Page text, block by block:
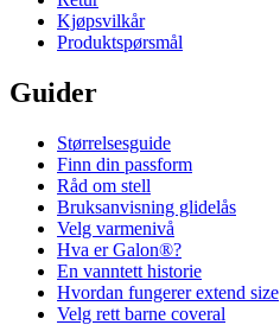
Kjøpsvilkår
Produktspørsmål
Guider
Størrelsesguide
Finn din passform
Råd om stell
Bruksanvisning glidelås
Velg varmenivå
Hva er Galon®?
En vanntett historie
Hvordan fungerer extend size
Velg rett barne coveral